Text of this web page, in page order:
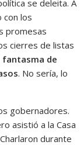
se deleita. A
con los
promesas
cierres de listas
fantasma de
. No sería, lo
gobernadores.
asistió a la Casa
durante